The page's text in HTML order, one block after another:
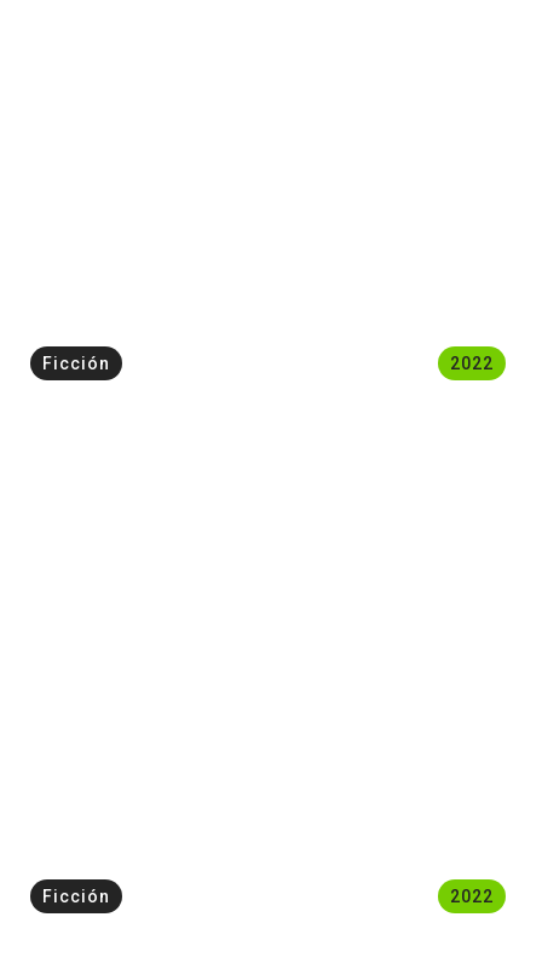
2022
Ficción
2022
Ficción